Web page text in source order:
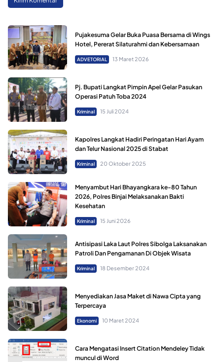
Pujakesuma Gelar Buka Puasa Bersama di Wings
Hotel, Pererat Silaturahmi dan Kebersamaan
ADVETORIAL 13 Maret 2026
Pj. Bupati Langkat Pimpin Apel Gelar Pasukan
Operasi Patuh Toba 2024
Kriminal 15 Juli 2024
Kapolres Langkat Hadiri Peringatan Hari Ayam
dan Telur Nasional 2025 di Stabat
Kriminal 20 Oktober 2025
Menyambut Hari Bhayangkara ke-80 Tahun
2026, Polres Binjai Melaksanakan Bakti
Kesehatan
Kriminal 15 Juni 2026
Antisipasi Laka Laut Polres Sibolga Laksanakan
Patroli Dan Pengamanan Di Objek Wisata
Kriminal 18 Desember 2024
Menyediakan Jasa Maket di Nawa Cipta yang
Terpercaya
Ekonomi 10 Maret 2024
Cara Mengatasi Insert Citation Mendeley Tidak
muncul di Word